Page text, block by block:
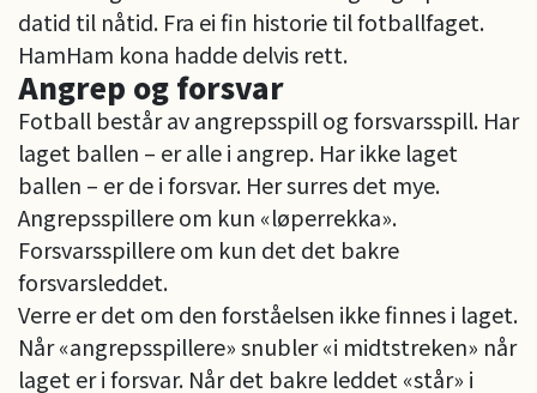
datid til nåtid. Fra ei fin historie til fotballfaget.
HamHam kona hadde delvis rett.
Angrep og forsvar
Fotball består av angrepsspill og forsvarsspill. Har
laget ballen – er alle i angrep. Har ikke laget
ballen – er de i forsvar. Her surres det mye.
Angrepsspillere om kun «løperrekka».
Forsvarsspillere om kun det det bakre
forsvarsleddet.
Verre er det om den forståelsen ikke finnes i laget.
Når «angrepsspillere» snubler «i midtstreken» når
laget er i forsvar. Når det bakre leddet «står» i